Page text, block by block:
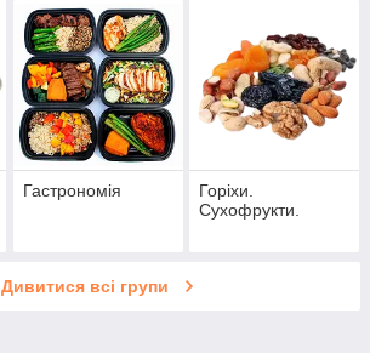
Гастрономія
Горіхи.
Сухофрукти.
Дивитися всі групи